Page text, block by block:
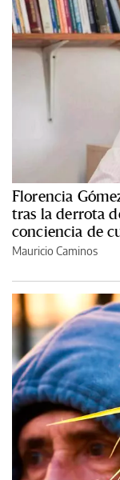
Florencia
tras la derrota
conciencia de
Mauricio Caminos